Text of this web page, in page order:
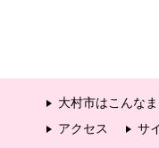
大村市はこんな
アクセス
サ